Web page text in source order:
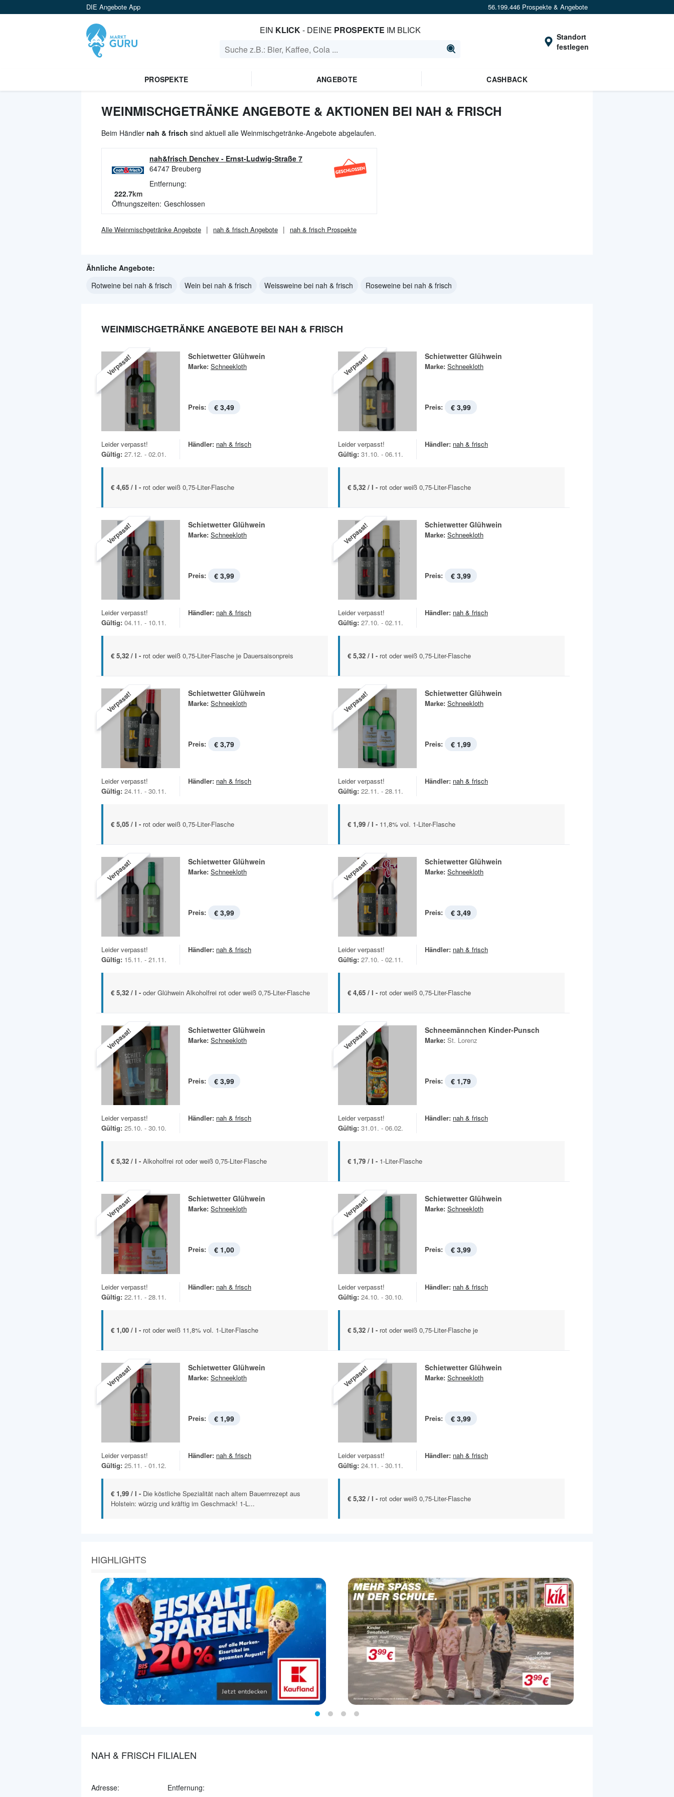
DIE Angebote App 56.199.446 Prospekte & Angebote
EIN KLICK- DEINE PROSPEKTE IM BLICK
Standort
festlegen
PROSPEKTE ANGEBOTE CASHBACK
WEINMISCHGETRÄNKE ANGEBOTE & AKTIONEN BEI NAH & FRISCH
Beim Händler nah & frisch sind aktuell alle Weinmischgetränke-Angebote abgelaufen.
nah&frisch Denchev - Ernst-Ludwig-Straße 7
64747 Breuberg
Entfernung:
222.7km
Öffnungszeiten: Geschlossen
Alle Weinmischgetränke Angebote nah & frisch Angebote nah & frisch Prospekte
Ähnliche Angebote:
Rotweine bei nah & frisch
Wein bei nah & frisch Weissweine bei nah & frisch Roseweine bei nah & frisch
WEINMISCHGETRÄNKE ANGEBOTE BEI NAH & FRISCH
Verpasst! Schietwetter Glühwein
Marke: Schneekloth
Preis: € 3,49
Leider verpasst!
Gültig: 27.12. - 02.01.
Händler: nah & frisch
€ 4,65 / l - rot oder weiß 0,75-Liter-Flasche
Verpasst! Schietwetter Glühwein
Marke: Schneekloth
Preis: € 3,99
Leider verpasst!
Gültig: 31.10. - 06.11.
Händler: nah & frisch
€ 5,32 / l - rot oder weiß 0,75-Liter-Flasche
Verpasst! Schietwetter Glühwein
Marke: Schneekloth
Preis: € 3,99
Leider verpasst!
Gültig: 04.11. - 10.11.
Händler: nah & frisch
€ 5,32 / l - rot oder weiß 0,75-Liter-Flasche je Dauersaisonpreis
Verpasst! Schietwetter Glühwein
Marke: Schneekloth
Preis: € 3,99
Leider verpasst!
Gültig: 27.10. - 02.11.
Händler: nah & frisch
€ 5,32 / l - rot oder weiß 0,75-Liter-Flasche
Verpasst! Schietwetter Glühwein
Marke: Schneekloth
Preis: € 3,79
Leider verpasst!
Gültig: 24.11. - 30.11.
Händler: nah & frisch
€ 5,05 / l - rot oder weiß 0,75-Liter-Flasche
Verpasst! Schietwetter Glühwein
Marke: Schneekloth
Preis: € 1,99
Leider verpasst!
Gültig: 22.11. - 28.11.
Händler: nah & frisch
€ 1,99 / l - 11,8% vol. 1-Liter-Flasche
Verpasst! Schietwetter Glühwein
Marke: Schneekloth
Preis: € 3,99
Leider verpasst!
Gültig: 15.11. - 21.11.
Händler: nah & frisch
€ 5,32 / l - oder Glühwein Alkoholfrei rot oder weiß 0,75-Liter-Flasche
Verpasst! Schietwetter Glühwein
Marke: Schneekloth
Preis: € 3,49
Leider verpasst!
Gültig: 27.10. - 02.11.
Händler: nah & frisch
€ 4,65 / l - rot oder weiß 0,75-Liter-Flasche
Verpasst! Schietwetter Glühwein
Marke: Schneekloth
Preis: € 3,99
Leider verpasst!
Gültig: 25.10. - 30.10.
Händler: nah & frisch
€ 5,32 / l - Alkoholfrei rot oder weiß 0,75-Liter-Flasche
Verpasst! Schneemännchen Kinder-Punsch
Marke: St. Lorenz
Preis: € 1,79
Leider verpasst!
Gültig: 31.01. - 06.02.
Händler: nah & frisch
€ 1,79 / l - 1-Liter-Flasche
Verpasst! Schietwetter Glühwein
Marke: Schneekloth
Preis: € 1,00
Leider verpasst!
Gültig: 22.11. - 28.11.
Händler: nah & frisch
€ 1,00 / l - rot oder weiß 11,8% vol. 1-Liter-Flasche
Verpasst! Schietwetter Glühwein
Marke: Schneekloth
Preis: € 3,99
Leider verpasst!
Gültig: 24.10. - 30.10.
Händler: nah & frisch
€ 5,32 / l - rot oder weiß 0,75-Liter-Flasche je
Verpasst! Schietwetter Glühwein
Marke: Schneekloth
Preis: € 1,99
Leider verpasst!
Gültig: 25.11. - 01.12.
Händler: nah & frisch
€ 1,99 / l - Die köstliche Spezialität nach altem Bauernrezept aus
Holstein: würzig und kräftig im Geschmack! 1-L...
Verpasst! Schietwetter Glühwein
Marke: Schneekloth
Preis: € 3,99
Leider verpasst!
Gültig: 24.11. - 30.11.
Händler: nah & frisch
€ 5,32 / l - rot oder weiß 0,75-Liter-Flasche
HIGHLIGHTS
NAH & FRISCH FILIALEN
Adresse: Entfernung: